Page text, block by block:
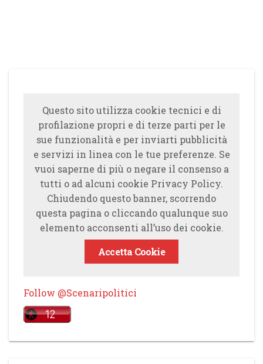
Questo sito utilizza cookie tecnici e di
profilazione propri e di terze parti per le
sue funzionalità e per inviarti pubblicità
e servizi in linea con le tue preferenze. Se
vuoi saperne di più o negare il consenso a
tutti o ad alcuni cookie Privacy Policy.
Chiudendo questo banner, scorrendo
questa pagina o cliccando qualunque suo
elemento acconsenti all’uso dei cookie.
Accetta Cookie
Follow @Scenaripolitici